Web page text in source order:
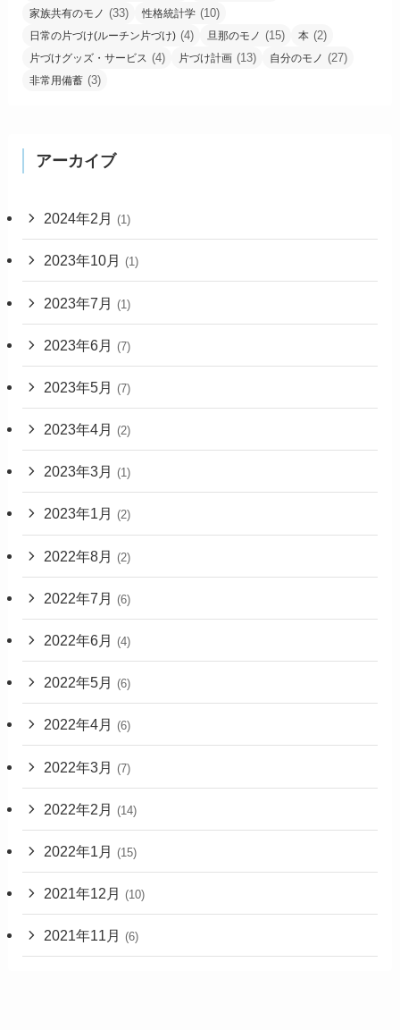
家族共有のモノ (33) 性格統計学 (10)
日常の片づけ(ルーチン片づけ) (4) 旦那のモノ (15) 本 (2)
片づけグッズ・サービス (4) 片づけ計画 (13) 自分のモノ (27)
非常用備蓄 (3)
アーカイブ
2024年2月 (1)
2023年10月 (1)
2023年7月 (1)
2023年6月 (7)
2023年5月 (7)
2023年4月 (2)
2023年3月 (1)
2023年1月 (2)
2022年8月 (2)
2022年7月 (6)
2022年6月 (4)
2022年5月 (6)
2022年4月 (6)
2022年3月 (7)
2022年2月 (14)
2022年1月 (15)
2021年12月 (10)
2021年11月 (6)